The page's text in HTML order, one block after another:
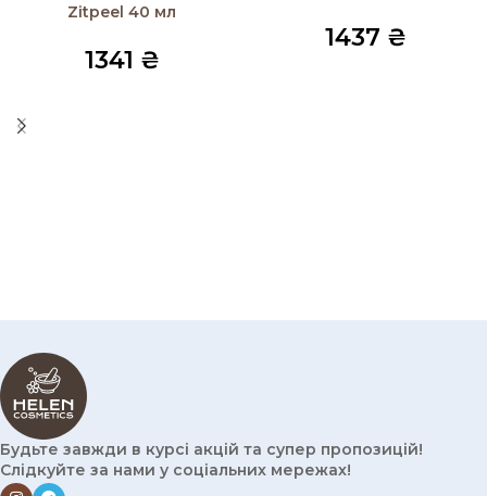
Zitpeel 40 мл
1341 ₴
1437 ₴
Будьте завжди в курсі акцій та супер пропозицій!
Слідкуйте за нами у соціальних мережах!